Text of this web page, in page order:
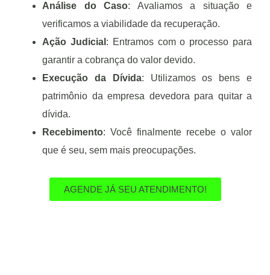
Análise do Caso: Avaliamos a situação e
verificamos a viabilidade da recuperação.
Ação Judicial : Entramos com o processo para
garantir a cobrança do valor devido.
Execução da Dívida: Utilizamos os bens e
patrimônio da empresa devedora para quitar a
dívida.
Recebimento: Você finalmente recebe o valor
que é seu, sem mais preocupações.
AGENDE JÁ SEU ATENDIMENTO!